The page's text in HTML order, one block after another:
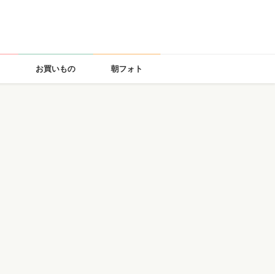
お買いもの 朝フォト